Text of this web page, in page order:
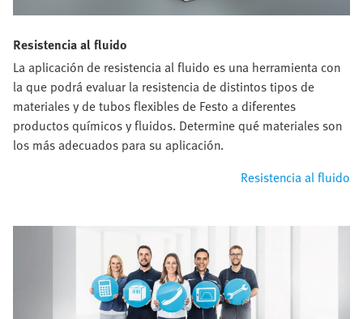
Resistencia al fluido
La aplicación de resistencia al fluido es una herramienta con
la que podrá evaluar la resistencia de distintos tipos de
materiales y de tubos flexibles de Festo a diferentes
productos químicos y fluidos. Determine qué materiales son
los más adecuados para su aplicación.
Resistencia al fluido